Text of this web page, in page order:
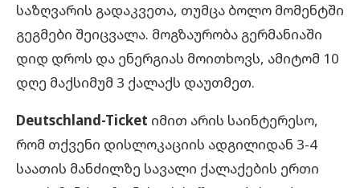
საზღვარის გადაკვეთა, თუმცა ბოლო მომენტში
გეგმები შეიცვალა. მოგზაურობა გერმანიაში
დიდ დროს და ენერგიას მოითხოვს, ამიტომ 10
დღე მაქსიმუმ 3 ქალაქს დაუთმეთ.
Deutschland-Ticket იმით არის საინტერესო,
რომ თქვენი დისლოკაციის ადგილიდან 3-4
საათის მანძილზე სავალი ქალაქების ერთი